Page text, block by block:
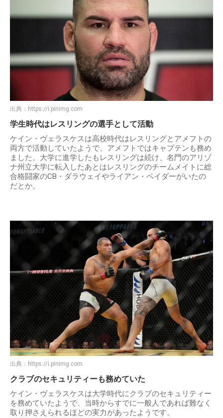
出典： https://i.pinimg.com
学生時代はレスリングの選手として活動
ケイン・ヴェラスケスは高校時代はレスリングとアメフトの
両方で活動していたようで、アメフトではキャプテンも務め
ました。大学に進学したもレスリングは続け、名門のアリゾ
ナ州立大学に転入したあとはレスリングのチームメイトに総
合格闘家のCB・ダラウェイやライアン・ベイダーがいたの
だとか。
出典： https://i.pinimg.com
クラブのセキュリティーも務めていた
ケイン・ヴェラスケスは大学時代にクラブのセキュリティー
を務めていたようで、当時からすでに一般人であれば難なく
取り押さえられるほどの実力があったようです。